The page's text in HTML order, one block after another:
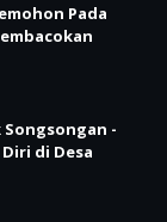
Pada
Songsongan -
di Desa